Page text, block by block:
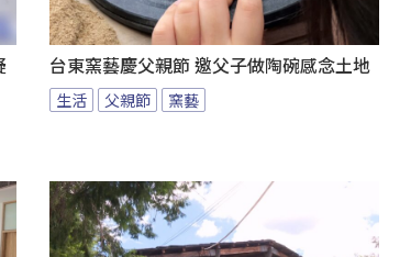
台東窯藝慶父親節 邀父子做陶碗感念土地
生活 父親節 窯藝